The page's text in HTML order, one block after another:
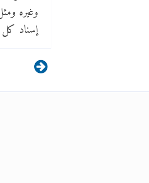
وغيره
إسناد كل